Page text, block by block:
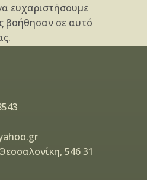
ευχαριστήσουμε
βοήθησαν σε αυτό
546 31